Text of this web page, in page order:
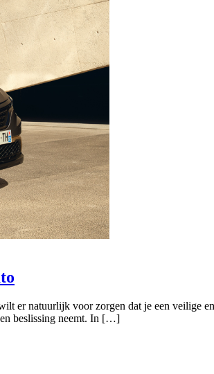
er natuurlijk voor zorgen dat je een veilige
beslissing neemt. In […]